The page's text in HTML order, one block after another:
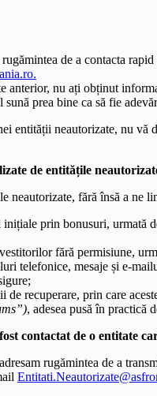
rugămintea de a contacta
anterior, nu ați obținut
prea bine ca să fie
entității neautorizate, nu
de entitățile
neautorizate, fără însă a ne
inițiale prin bonusuri, urmată
fără permisiune,
telefonice, mesaje și e-
de recuperare, prin care
, adesea pusă în practică
contactat de o entitate
rugămintea de a